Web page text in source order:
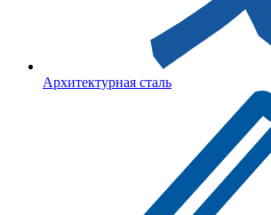
Архитектурная сталь